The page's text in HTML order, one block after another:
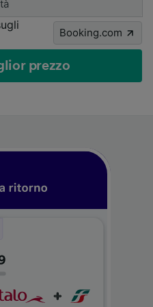
Booking.com
prezzo